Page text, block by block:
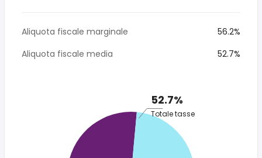
Aliquota fiscale marginale
56.2%
Aliquota fiscale media
52.7%
52.7%
Totale tasse